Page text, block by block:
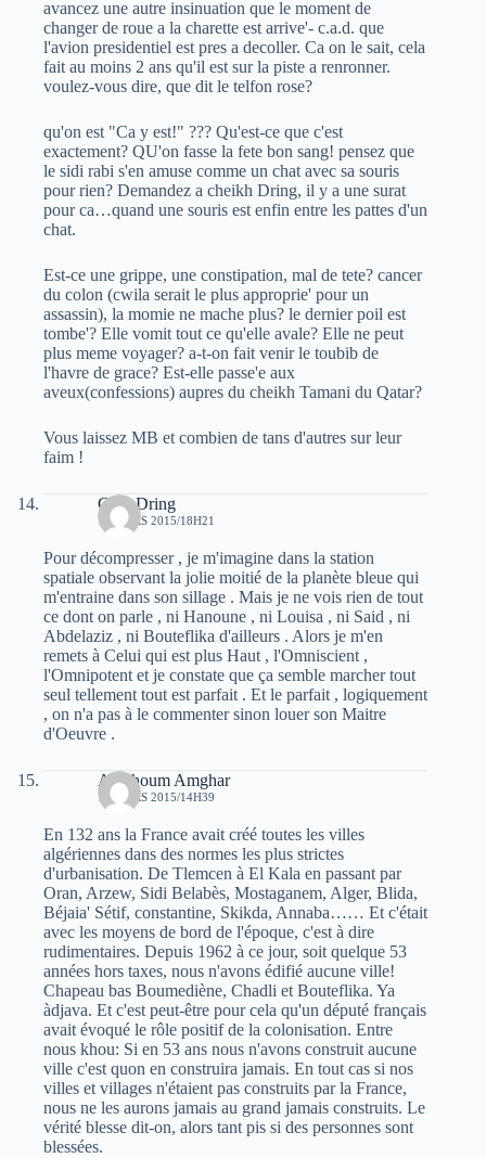
avancez une autre insinuation que le moment de
changer de roue a la charette est arrive'- c.a.d. que
l'avion presidentiel est pres a decoller. Ca on le sait, cela
fait au moins 2 ans qu'il est sur la piste a renronner.
voulez-vous dire, que dit le telfon rose?
qu'on est "Ca y est!" ??? Qu'est-ce que c'est
exactement? QU'on fasse la fete bon sang! pensez que
le sidi rabi s'en amuse comme un chat avec sa souris
pour rien? Demandez a cheikh Dring, il y a une surat
pour ca…quand une souris est enfin entre les pattes d'un
chat.
Est-ce une grippe, une constipation, mal de tete? cancer
du colon (cwila serait le plus approprie' pour un
assassin), la momie ne mache plus? le dernier poil est
tombe'? Elle vomit tout ce qu'elle avale? Elle ne peut
plus meme voyager? a-t-on fait venir le toubib de
l'havre de grace? Est-elle passe'e aux
aveux(confessions) aupres du cheikh Tamani du Qatar?
Vous laissez MB et combien de tans d'autres sur leur
faim !
Guel Dring
13 MARS 2015/18H21
Pour décompresser , je m'imagine dans la station
spatiale observant la jolie moitié de la planète bleue qui
m'entraine dans son sillage . Mais je ne vois rien de tout
ce dont on parle , ni Hanoune , ni Louisa , ni Said , ni
Abdelaziz , ni Bouteflika d'ailleurs . Alors je m'en
remets à Celui qui est plus Haut , l'Omniscient ,
l'Omnipotent et je constate que ça semble marcher tout
seul tellement tout est parfait . Et le parfait , logiquement
, on n'a pas à le commenter sinon louer son Maitre
d'Oeuvre .
Amchoum Amghar
14 MARS 2015/14H39
En 132 ans la France avait créé toutes les villes
algériennes dans des normes les plus strictes
d'urbanisation. De Tlemcen à El Kala en passant par
Oran, Arzew, Sidi Belabès, Mostaganem, Alger, Blida,
Béjaia' Sétif, constantine, Skikda, Annaba…… Et c'était
avec les moyens de bord de l'époque, c'est à dire
rudimentaires. Depuis 1962 à ce jour, soit quelque 53
années hors taxes, nous n'avons édifié aucune ville!
Chapeau bas Boumediène, Chadli et Bouteflika. Ya
àdjava. Et c'est peut-être pour cela qu'un député français
avait évoqué le rôle positif de la colonisation. Entre
nous khou: Si en 53 ans nous n'avons construit aucune
ville c'est quon en construira jamais. En tout cas si nos
villes et villages n'étaient pas construits par la France,
nous ne les aurons jamais au grand jamais construits. Le
vérité blesse dit-on, alors tant pis si des personnes sont
blessées.